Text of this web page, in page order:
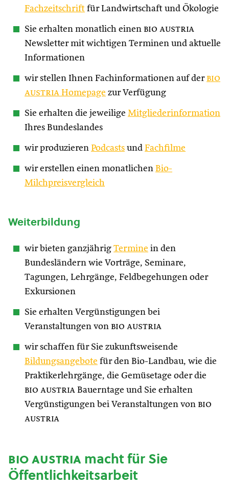
Fachzeitschrift für Landwirtschaft und Ökologie
Sie erhalten monatlich einen bio austria
Newsletter mit wichtigen Terminen und aktuelle
Informationen
wir stellen Ihnen Fachinformationen auf der bio
austria Homepage zur Verfügung
Sie erhalten die jeweilige Mitgliederinformation
Ihres Bundeslandes
wir produzieren Podcasts und Fachfilme
wir erstellen einen monatlichen Bio-
Milchpreisvergleich
Weiterbildung
wir bieten ganzjährig Termine in den
Bundesländern wie Vorträge, Seminare,
Tagungen, Lehrgänge, Feldbegehungen oder
Exkursionen
Sie erhalten Vergünstigungen bei
Veranstaltungen von bio austria
wir schaffen für Sie zukunftsweisende
Bildungsangebote für den Bio-Landbau, wie die
Praktikerlehrgänge, die Gemüsetage oder die
bio austria Bauerntage und Sie erhalten
Vergünstigungen bei Veranstaltungen von bio
austria
bio austriamacht für Sie
Öffentlichkeitsarbeit